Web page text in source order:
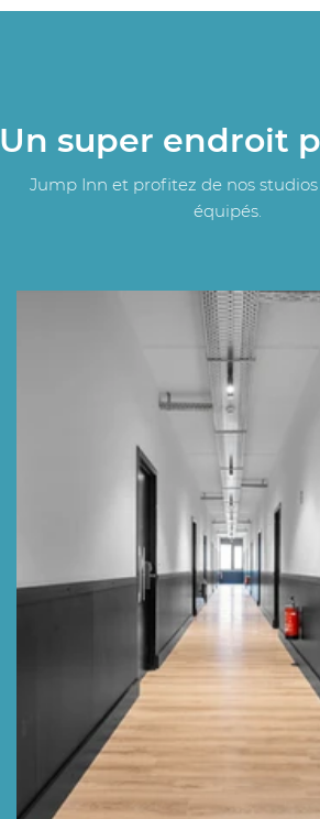
Un super endroit
Jump Inn et profitez de nos
équipés.